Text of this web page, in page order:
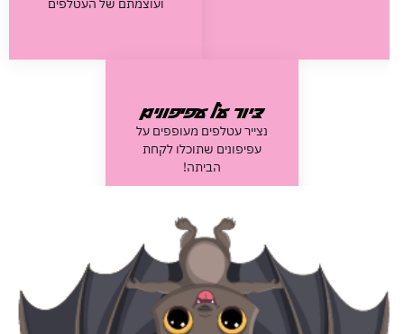
ועוצמתם של העטלפים
ציור על עפיפונים
ציור על עפיפונים
נצייר עטלפים מעופפים על
עפיפונים שתוכלו לקחת
הביתה!